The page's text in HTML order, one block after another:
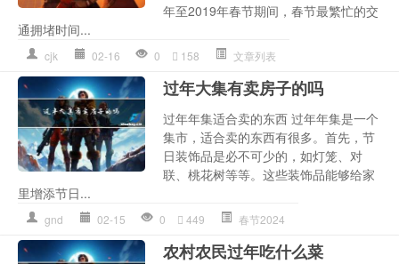
年至2019年春节期间，春节最繁忙的交
通拥堵时间...
cjk 02-16 0 158 文章列表
过年大集有卖房子的吗
过年年集适合卖的东西 过年年集是一个
集市，适合卖的东西有很多。首先，节
日装饰品是必不可少的，如灯笼、对
联、桃花树等等。这些装饰品能够给家
里增添节日...
gnd 02-15 0 449 春节2024
农村农民过年吃什么菜